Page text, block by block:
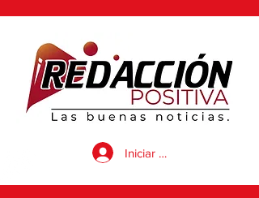
Iniciar sesión